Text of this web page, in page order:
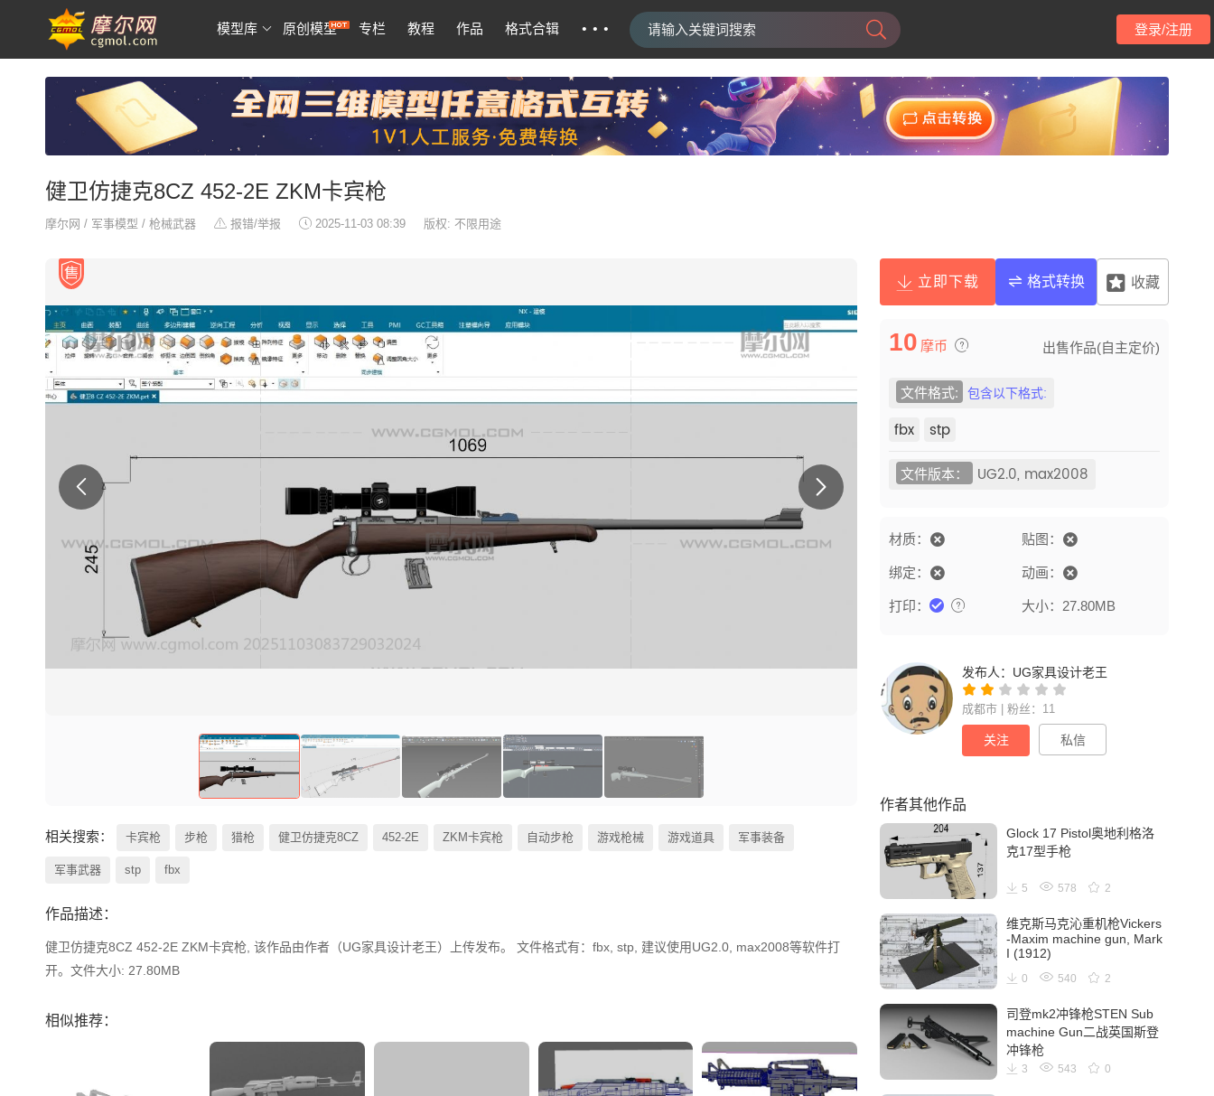
模型库 原创模型 专栏 教程 作品 格式合辑 ··· 登录/注册
健卫仿捷克8CZ 452-2E ZKM卡宾枪
摩尔网 / 军事模型 / 枪械武器 报错/举报 2025-11-03 08:39 版权: 不限用途
相关搜索： 卡宾枪 步枪 猎枪 健卫仿捷克8CZ 452-2E ZKM卡宾枪 自动步枪 游戏枪械 游戏道具 军事装备
军事武器 stp fbx
作品描述：
健卫仿捷克8CZ 452-2E ZKM卡宾枪, 该作品由作者（UG家具设计老王）上传发布。 文件格式有：fbx, stp, 建议使用UG2.0, max2008等软件打
开。文件大小: 27.80MB
相似推荐：
立即下载 格式转换 收藏
10 摩币 出售作品(自主定价)
文件格式: 包含以下格式:
fbx stp
文件版本： UG2.0, max2008
材质： 贴图：
绑定： 动画：
打印： 大小：27.80MB
发布人： UG家具设计老王
成都市 | 粉丝：11
关注 私信
作者其他作品
Glock 17 Pistol奥地利格洛
克17型手枪
5 578 2
维克斯马克沁重机枪Vickers
-Maxim machine gun, Mark
I (1912)
0 540 2
司登mk2冲锋枪STEN Sub
machine Gun二战英国斯登
冲锋枪
3 543 0